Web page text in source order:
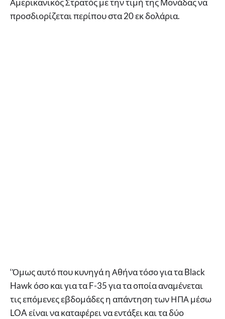
Αμερικανικός Στρατός με την τιμή της Μονάδας να
προσδιορίζεται περίπου στα 20 εκ δολάρια.
‘Όμως αυτό που κυνηγά η Αθήνα τόσο για τα Black
Hawk όσο και για τα F-35 για τα οποία αναμένεται
τις επόμενες εβδομάδες η απάντηση των ΗΠΑ μέσω
LOA είναι να καταφέρει να εντάξει και τα δύο